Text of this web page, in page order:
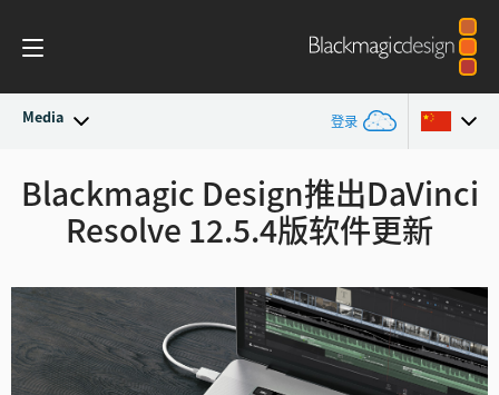
Media 登录
最新动态
新闻存档
新闻图片
Argentina
Australia
Austria
Brazil
Canada
Blackmagic Design推出DaVinci
Resolve 12.5.4版软件更新